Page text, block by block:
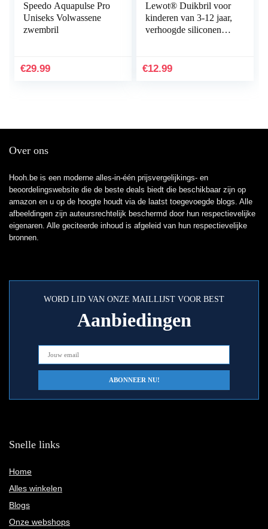
Speedo Aquapulse Pro
Uniseks Volwassene
zwembril
€29.99
Lewot® Duikbril voor
kinderen van 3-12 jaar,
verhoogde siliconen
hardcase en…
€12.99
Over ons
Hooh.be is een moderne alles-in-één prijsvergelijkings- en
beoordelingswebsite die de beste deals biedt die beschikbaar zijn op
amazon en u op de hoogte houdt via de laatst toegevoegde blogs. Alle
afbeeldingen zijn auteursrechtelijk beschermd door hun respectievelijke
eigenaren. Alle geciteerde inhoud is afgeleid van hun respectievelijke
bronnen.
WORD LID VAN ONZE MAILLIJST VOOR BEST
Aanbiedingen
Snelle links
Home
Alles winkelen
Blogs
Onze webshops